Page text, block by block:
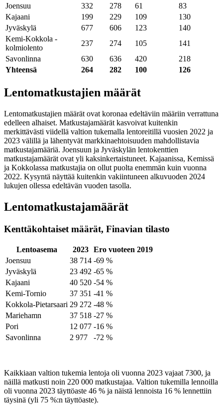
Joensuu
332 278 61
83
Kajaani
199 229 109
130
Jyväskylä
677 606 123
140
Kemi-Kokkola -
kolmiolento
237 274 105
141
Savonlinna
630 636 420
218
Yhteensä
264 282 100 126
Lentomatkustajien määrät
Lentomatkustajien määrät ovat koronaa edeltäviin määriin verrattuna
edelleen alhaiset. Matkustajamäärät kasvoivat kuitenkin
merkittävästi viidellä valtion tukemalla lentoreitillä vuosien 2022 ja
2023 välillä ja lähentyvät markkinaehtoisuuden mahdollistavia
matkustajamääriä. Joensuun ja Jyväskylän lentokenttien
matkustajamäärät ovat yli kaksinkertaistuneet. Kajaanissa, Kemissä
ja Kokkolassa matkustajia on ollut puolta enemmän kuin vuonna
2022. Kysyntä näyttää kuitenkin vakiintuneen alkuvuoden 2024
lukujen ollessa edeltävän vuoden tasolla.
Lentomatkustajamäärät
Kenttäkohtaiset määrät, Finavian tilasto
Lentoasema 2023 Ero vuoteen 2019
Joensuu
38 714 -69 %
Jyväskylä
23 492 -65 %
Kajaani
40 520 -54 %
Kemi-Tornio
37 351 -41 %
Kokkola-Pietarsaari 29 272 -48 %
Mariehamn
37 518 -27 %
Pori
12 077 -16 %
Savonlinna
2 977 -72 %
Kaikkiaan valtion tukemia lentoja oli vuonna 2023 vajaat 7300, ja
näillä matkusti noin 220 000 matkustajaa. Valtion tukemilla lennoilla
oli vuonna 2023 täyttöaste 46 % ja näistä lennoista 16 % lennettiin
täysinä (yli 75 %:n täyttöaste).